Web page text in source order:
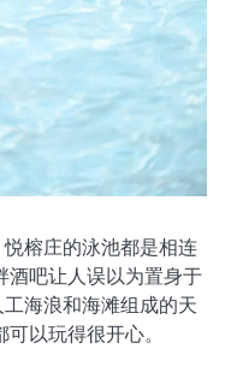
榕庄的泳池都是相连
酒吧让人误以为置身于
海浪和海滩组成的天
以玩得很开心。